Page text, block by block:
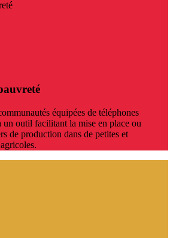
équipées de téléphones
un outil facilitant la mise en place ou
de production dans de petites et